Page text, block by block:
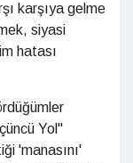
karşıya gelme
siyasi
hatası
Yol"
'manasını'